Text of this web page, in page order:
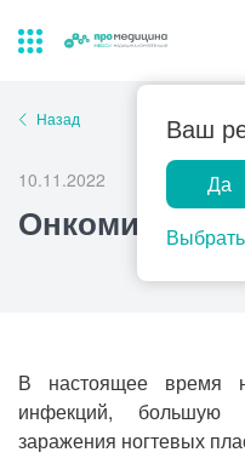
Ваш
Да
Лабораторная
диагностика
на дому
Закрыть поиск
Популярные запросы
Прием врача-
Прием врача-
Прием врача-
Назад
10.11.2022
Онкомикозы
В настоящее время
инфекций, большую
заражения ногтевых